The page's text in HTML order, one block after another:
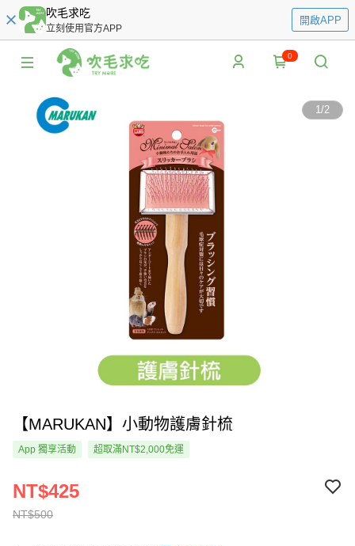
吹毛求吃
立刻使用官方APP
開啟APP
0
1/2
【MARUKAN】小動物護膚針梳
App 獨享活動 超取滿NT$2,000免運
NT$500
NT$425